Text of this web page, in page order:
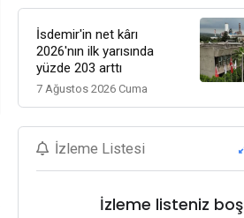
İsdemir'in net kârı
2026'nın ilk yarısında
yüzde 203 arttı
7 Ağustos 2026 Cuma
İzleme Listesi
İzleme listeniz boş